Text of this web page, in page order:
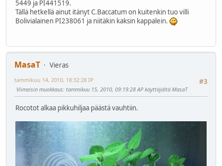
5449 ja PI441519.
Tällä hetkellä ainut itänyt C.Baccatum on kuitenkin tuo villi
Bolivialainen PI238061 ja niitäkin kaksin kappalein.
MasaT
Vieras
#3
tammikuu 14, 2010, 18:32:28 IP
Viimeisin muokkaus: tammikuu 15, 2010, 09:19:28 AP käyttäjältä MasaT
Rocotot alkaa pikkuhiljaa päästä vauhtiin.